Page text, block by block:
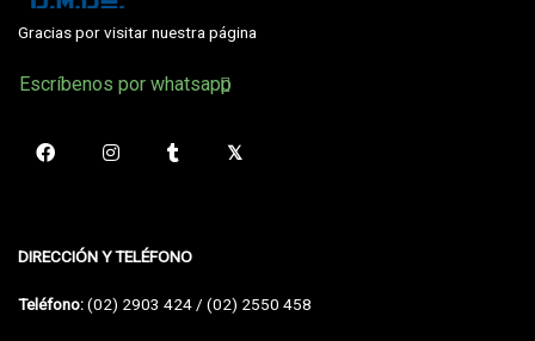
Gracias por visitar nuestra página
Escríbenos por whatsapp
DIRECCIÓN Y TELÉFONO
Teléfono:(02) 2903 424 / (02) 2550 458